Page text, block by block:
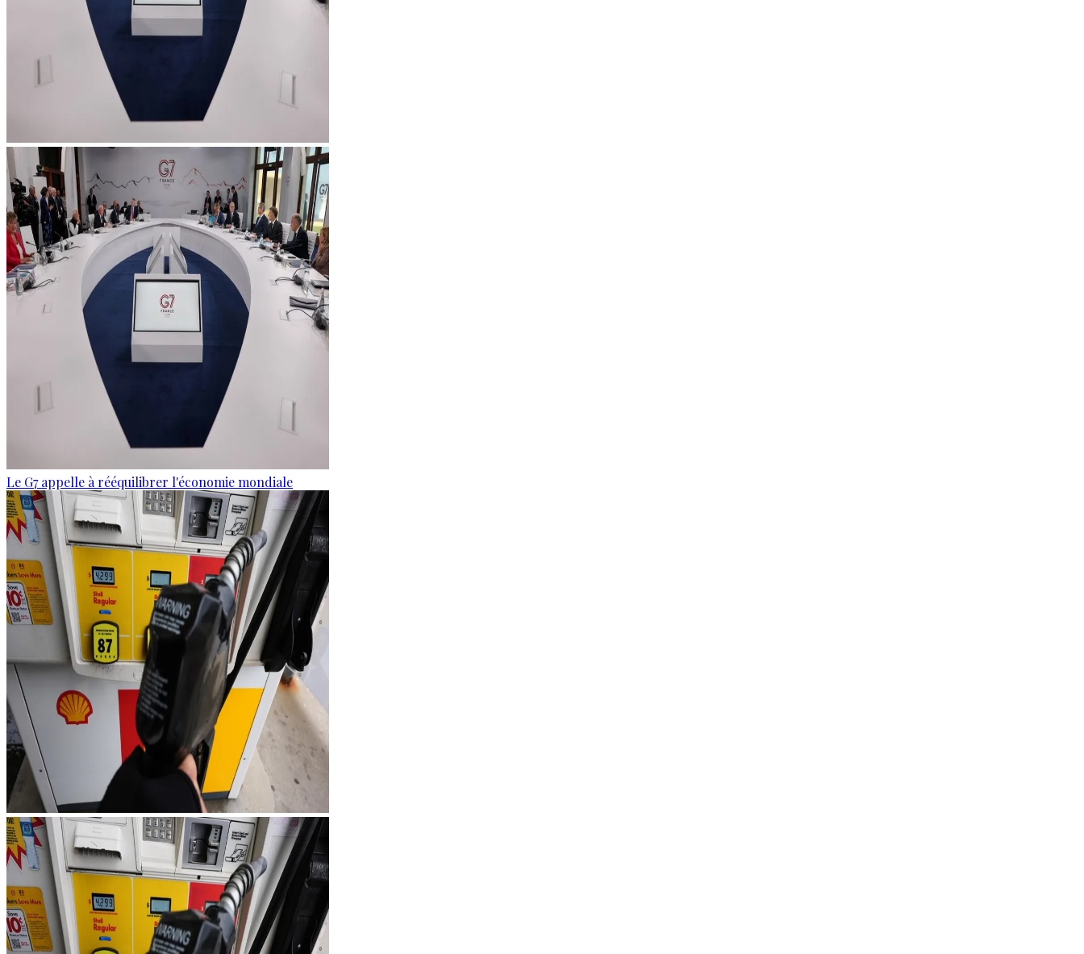
Le G7 appelle à rééquilibrer l'économie mondiale